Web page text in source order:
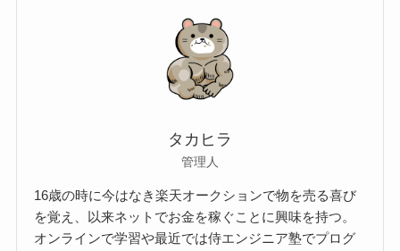
タカヒラ
管理人
16歳の時に今はなき楽天オークションで物を売る喜び
を覚え、以来ネットでお金を稼ぐことに興味を持つ。
オンラインで学習や最近では侍エンジニア塾でプログ